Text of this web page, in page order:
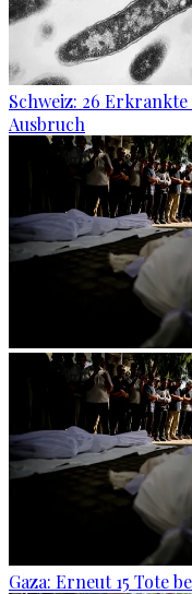
Schweiz: 26
Ausbruch
Gaza: Erneut 15 Tote